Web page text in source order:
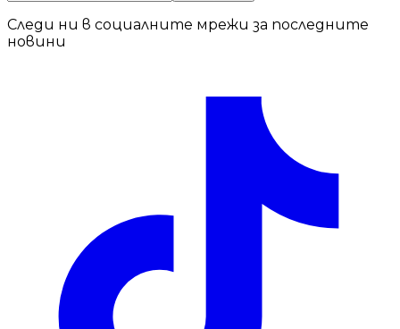
Следи ни в социалните мрежи за последните
новини